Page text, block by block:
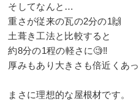
そしてなんと…⠀
重さが従来の瓦の2分の1🙌
土葺き工法と比較すると
約8分の1程の軽さに🧐‼️
厚みもあり大きさも倍近くあ
まさに理想的な屋根材です。⠀